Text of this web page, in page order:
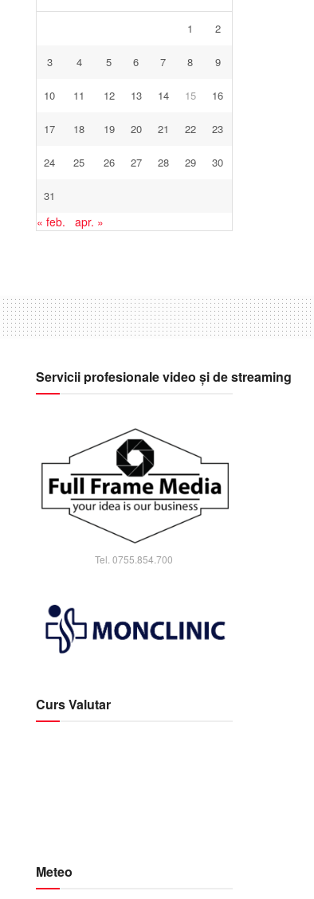
1 2
3 4 5 6 7 8 9
10 11 12 13 14 15 16
17 18 19 20 21 22 23
24 25 26 27 28 29 30
31
« feb. apr. »
Servicii profesionale video și de streaming
Tel. 0755.854.700
Curs Valutar
Meteo